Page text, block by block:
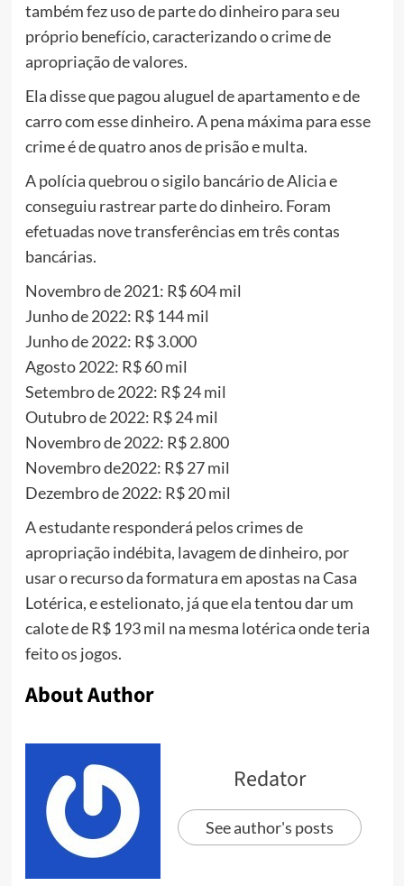
também fez uso de parte do dinheiro para seu
próprio benefício, caracterizando o crime de
apropriação de valores.
Ela disse que pagou aluguel de apartamento e de
carro com esse dinheiro. A pena máxima para esse
crime é de quatro anos de prisão e multa.
A polícia quebrou o sigilo bancário de Alicia e
conseguiu rastrear parte do dinheiro. Foram
efetuadas nove transferências em três contas
bancárias.
Novembro de 2021: R$ 604 mil
Junho de 2022: R$ 144 mil
Junho de 2022: R$ 3.000
Agosto 2022: R$ 60 mil
Setembro de 2022: R$ 24 mil
Outubro de 2022: R$ 24 mil
Novembro de 2022: R$ 2.800
Novembro de2022: R$ 27 mil
Dezembro de 2022: R$ 20 mil
A estudante responderá pelos crimes de
apropriação indébita, lavagem de dinheiro, por
usar o recurso da formatura em apostas na Casa
Lotérica, e estelionato, já que ela tentou dar um
calote de R$ 193 mil na mesma lotérica onde teria
feito os jogos.
About Author
Redator
See author's posts